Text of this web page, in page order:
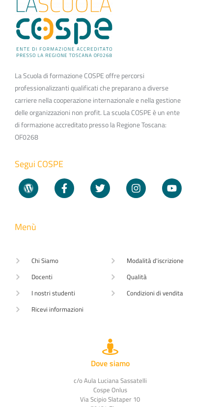
La Scuola di formazione COSPE offre percorsi
professionalizzanti qualificati che preparano a diverse
carriere nella cooperazione internazionale e nella gestione
delle organizzazioni non profit. La scuola COSPE è un ente
di formazione accreditato presso la Regione Toscana:
OF0268
Segui COSPE
Menù
Chi Siamo
Docenti
I nostri studenti
Ricevi informazioni
Modalità d'iscrizione
Qualità
Condizioni di vendita
Dove siamo
c/o Aula Luciana Sassatelli
Cospe Onlus
Via Scipio Slataper 10